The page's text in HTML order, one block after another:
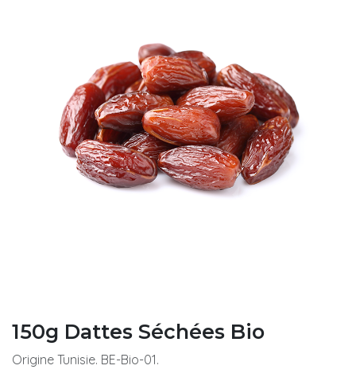
150g Dattes Séchées Bio
Origine Tunisie. BE-Bio-01.